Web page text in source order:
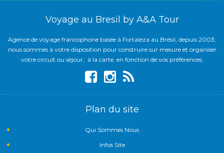
Voyage au Bresil by A&A Tour
Agence de voyage francophone basée à Fortaleza au Brésil, depuis 2003,
nous sommes à votre disposition pour construire sur mesure et organiser
votre circuit ou séjour, à la carte, en fonction de vos préférences.
Plan du site
Qui Sommes Nous
Infos Site